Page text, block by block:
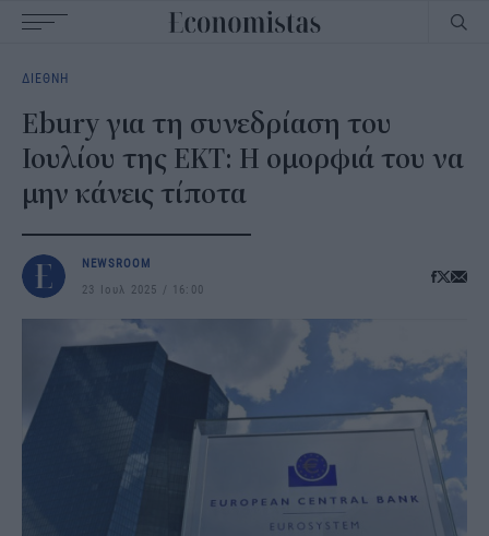
navigation
ΔΙΕΘΝΗ
Ebury για τη συνεδρίαση του
Ιουλίου της ΕΚΤ: Η ομορφιά του να
μην κάνεις τίποτα
NEWSROOM
23 Ιουλ 2025
16:00